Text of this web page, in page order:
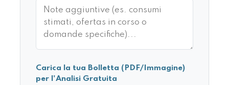
Carica la tua Bolletta (PDF/Immagine)
per l'Analisi Gratuita